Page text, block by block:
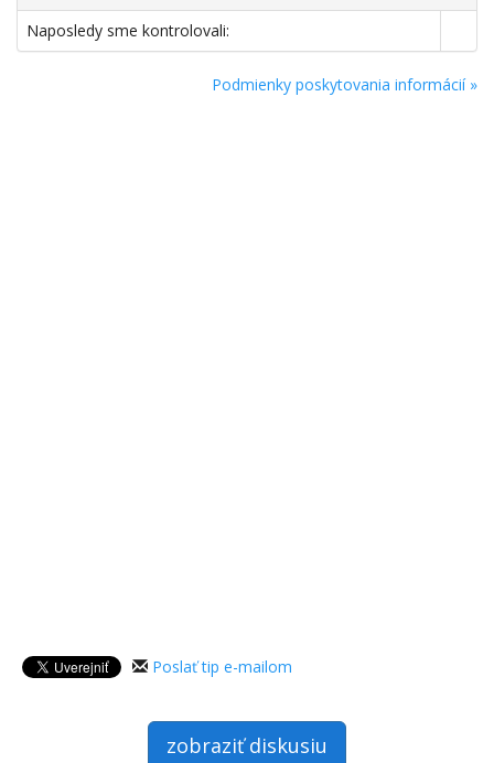
Naposledy sme kontrolovali:
Podmienky poskytovania informácií »
Poslať tip e-mailom
zobraziť diskusiu